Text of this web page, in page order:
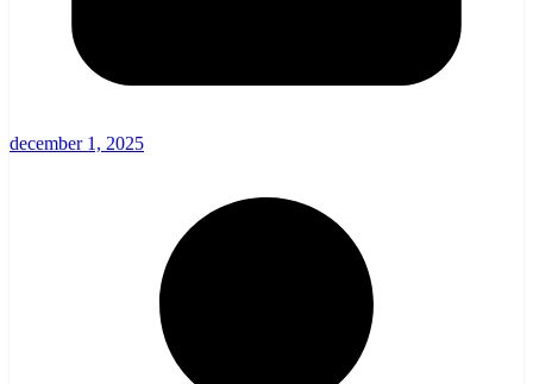
december 1, 2025